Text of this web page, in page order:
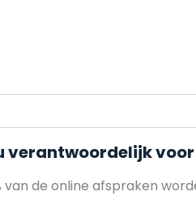
verantwoordelijk voor
van de online afspraken